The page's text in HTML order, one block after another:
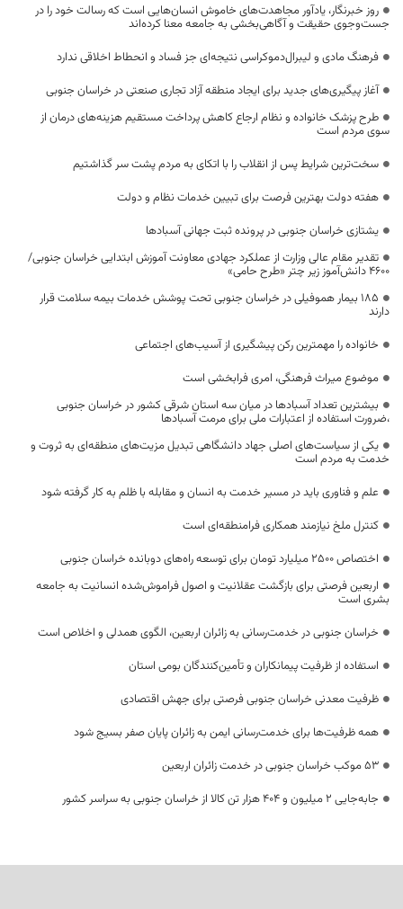
روز خبرنگار، یادآور مجاهدت‌های خاموش انسان‌هایی است که رسالت خود را در
جست‌وجوی حقیقت و آگاهی‌بخشی به جامعه معنا کرده‌اند
فرهنگ مادی و لیبرال‌دموکراسی نتیجه‌ای جز فساد و انحطاط اخلاقی ندارد
آغاز پیگیری‌های جدید برای ایجاد منطقه آزاد تجاری صنعتی در خراسان جنوبی
طرح پزشک خانواده و نظام ارجاع کاهش پرداخت مستقیم هزینه‌های درمان از
سوی مردم است
سخت‌ترین شرایط پس از انقلاب را با اتکای به مردم پشت سر گذاشتیم
هفته دولت بهترین فرصت برای تبیین خدمات نظام و دولت
یشتازی خراسان جنوبی در پرونده ثبت جهانی آسبادها
تقدیر مقام عالی وزارت از عملکرد جهادی معاونت آموزش ابتدایی خراسان جنوبی/
۴۶۰۰ دانش‌آموز زیر چتر «طرح حامی»
۱۸۵ بیمار هموفیلی در خراسان جنوبی تحت پوشش خدمات بیمه سلامت قرار
دارند
خانواده را مهمترین رکن پیشگیری از آسیب‌های اجتماعی
موضوع میراث فرهنگی، امری فرابخشی است
بیشترین تعداد آسبادها در میان سه استان شرقی کشور در خراسان جنوبی
،ضرورت استفاده از اعتبارات ملی برای مرمت آسبادها
یکی از سیاست‌های اصلی جهاد دانشگاهی تبدیل مزیت‌های منطقه‌ای به ثروت و
خدمت به مردم است
علم و فناوری باید در مسیر خدمت به انسان و مقابله با ظلم به کار گرفته شود
کنترل ملخ نیازمند همکاری فرامنطقه‌ای است
اختصاص 2500 میلیارد تومان برای توسعه راه‌های دوبانده خراسان جنوبی
اربعین فرصتی برای بازگشت عقلانیت و اصول فراموش‌شده انسانیت به جامعه
بشری است
خراسان جنوبی در خدمت‌رسانی به زائران اربعین، الگوی همدلی و اخلاص است
استفاده از ظرفیت پیمانکاران و تأمین‌کنندگان بومی استان
ظرفیت معدنی خراسان جنوبی فرصتی برای جهش اقتصادی
همه ظرفیت‌ها برای خدمت‌رسانی ایمن به زائران پایان صفر بسیج شود
53 موکب خراسان جنوبی در خدمت زائران اربعین
جابه‌جایی 2 میلیون و 404 هزار تن کالا از خراسان جنوبی به سراسر کشور